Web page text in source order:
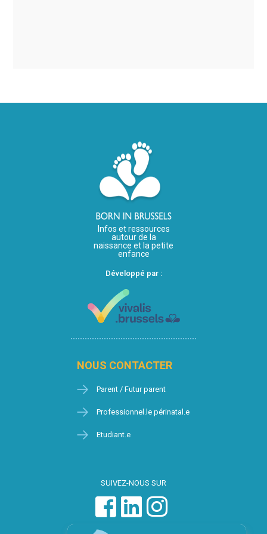
Infos et ressources
autour de la
naissance et la petite
enfance
Développé par :
NOUS CONTACTER
Parent / Futur parent
Professionnel.le périnatal.e
Etudiant.e
SUIVEZ-NOUS SUR